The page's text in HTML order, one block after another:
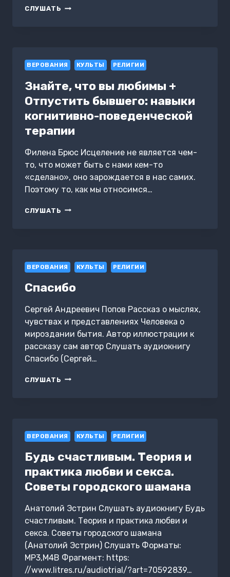
СЛУШАТЬ ЗА
ПОСЛЕ
ВЕРОВАНИЯ КУЛЬТЫ РЕЛИГИИ
Знайте, что вы любимы +
Отпустить бывшего: навыки
когнитивно-поведенческой
терапии
Филена Брюс Исцеление не является чем-
то, что может быть с нами кем-то
«сделано», оно зарождается в нас самих.
Поэтому то, как мы относимся…
СЛУШАТЬ ЗНАЙТЕ,
БЫВШЕГО:
КОГНИТИВНО-
ТЕРАПИИ
ВЕРОВАНИЯ КУЛЬТЫ РЕЛИГИИ
Спасибо
Сергей Андреевич Попов Рассказ о мыслях,
чувствах и представлениях Человека о
мироздании бытия. Автор иллюстрации к
рассказу сам автор Слушать аудиокнигу
Спасибо (Сергей…
СЛУШАТЬ СПАСИБО
ВЕРОВАНИЯ КУЛЬТЫ РЕЛИГИИ
Будь счастливым. Теория и
практика любви и секса.
Советы городского шамана
Анатолий Эстрин Слушать аудиокнигу Будь
счастливым. Теория и практика любви и
секса. Советы городского шамана
(Анатолий Эстрин) Слушать Форматы:
MP3,M4B Фрагмент: https:
//www.litres.ru/audiotrial/?art=70592839…